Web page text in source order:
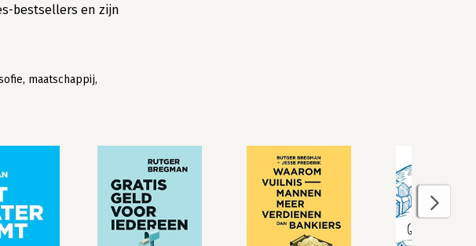
bestsellers en zijn
maatschappij,